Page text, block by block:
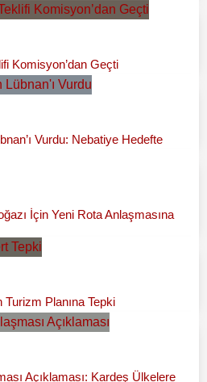
Komisyon’dan Geçti
Vurdu: Nebatiye Hedefte
İçin Yeni Rota Anlaşmasına
Turizm Planına Tepki
Açıklaması: Kardeş Ülkelere